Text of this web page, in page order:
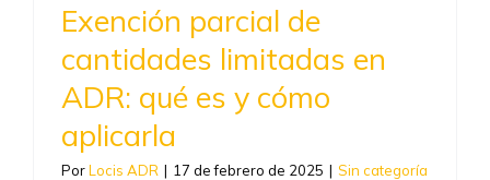
Exención parcial de
cantidades limitadas en
ADR: qué es y cómo
aplicarla
PorLocis ADR | 17 de febrero de 2025 | Sin categoría